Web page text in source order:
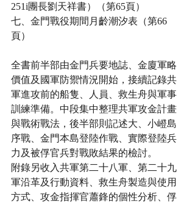
251i團長劉天祥書）（第65頁）
七、金門戰役期間月齡潮汐表（第66
頁）
全書前半部由金門兵要地誌、金廈軍略
價值及國軍防禦情況開始，接續記錄共
軍進攻前的船隻、人員、救生舟與軍事
訓練準備。中段集中整理共軍攻金計畫
與戰術戰法，後半部則記述大、小嶝島
序戰、金門本島登陸作戰、實際登陸兵
力及被俘官兵對戰敗結果的檢討。
附錄另收入共軍第二十八軍、第二十九
軍沿革及行動資料、救生舟製造與使用
方式、攻金指揮官蕭鋒的個性分析、俘